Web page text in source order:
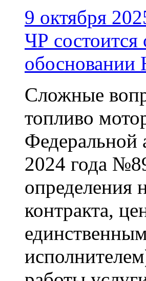
9 октября
ЧР
Сложные
топливо
Федеральной
2024 года
определения
контракта,